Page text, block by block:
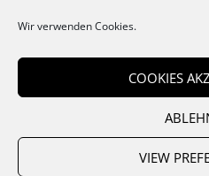
Wir verwenden Cookies.
COOKIES
VIEW
Digitalisierung
Mediadaten